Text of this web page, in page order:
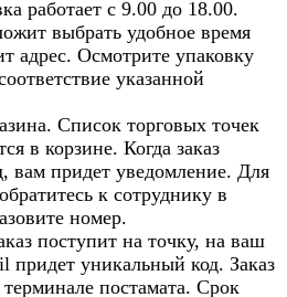
работает с 9.00 до 18.00.
выбрать удобное время
адрес. Осмотрите упаковку
указанной
Список торговых точек
в корзине. Когда заказ
вам придет уведомление. Для
к сотруднику в
номер.
поступит на точку, на ваш
придет уникальный код. Заказ
постамата. Срок